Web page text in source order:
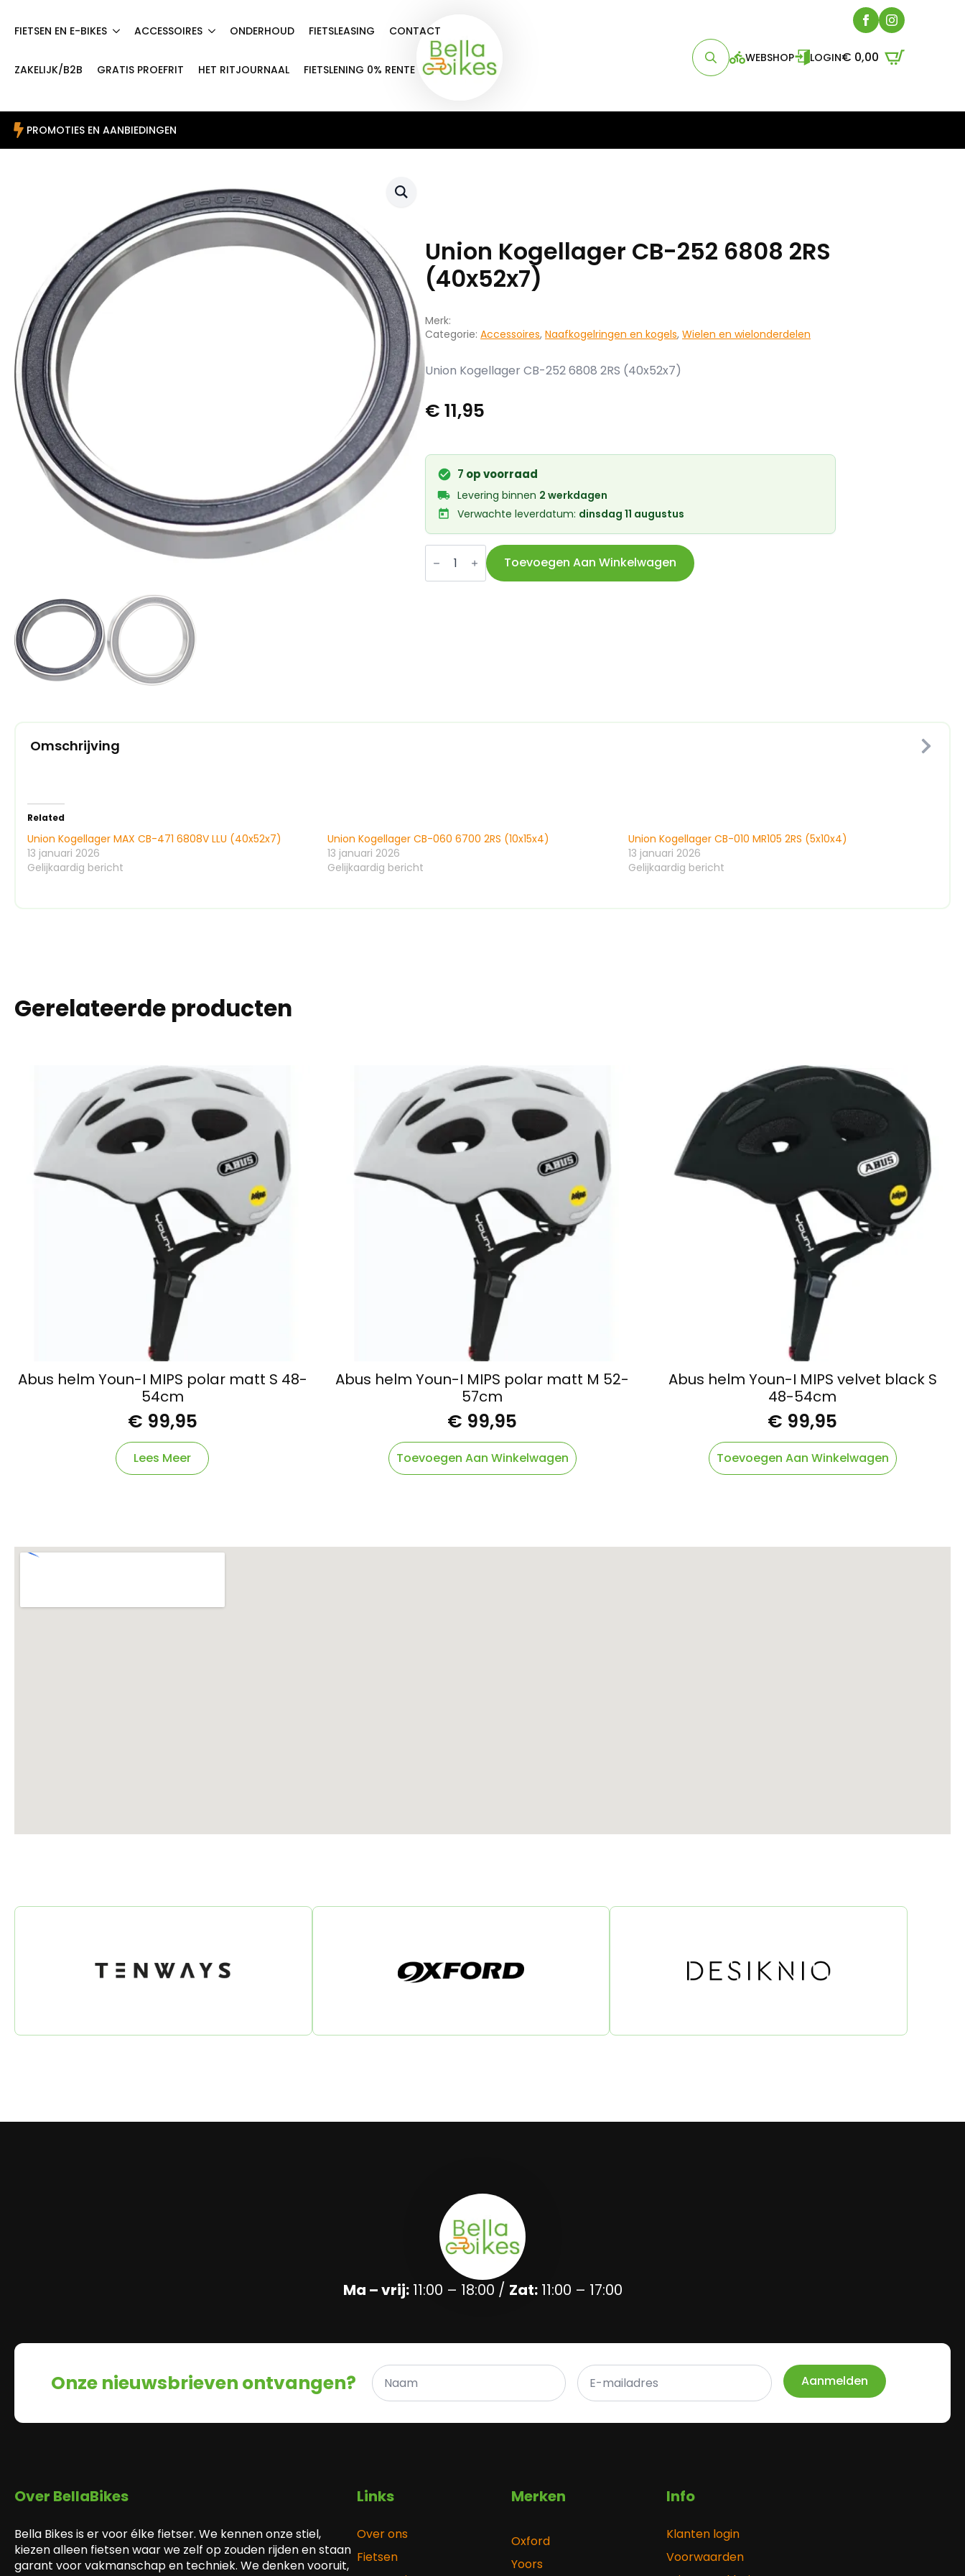
FIETSEN EN E-BIKES ACCESSOIRES ONDERHOUD FIETSLEASING CONTACT
ZAKELIJK/B2B GRATIS PROEFRIT HET RITJOURNAAL FIETSLENING 0% RENTE
WEBSHOP LOGIN€ 0,00
PROMOTIES EN AANBIEDINGEN
Union Kogellager CB-252 6808 2RS
(40x52x7)
Merk:
Categorie: Accessoires, Naafkogelringen en kogels, Wielen en wielonderdelen
Union Kogellager CB-252 6808 2RS (40x52x7)
€ 11,95
7 op voorraad
Levering binnen 2 werkdagen
Verwachte leverdatum: dinsdag 11 augustus
Union
Kogellager
252
Toevoegen Aan Winkelwagen
Omschrijving
Related
Union Kogellager MAX CB-471 6808V LLU (40x52x7)
13 januari 2026
Gelijkaardig bericht
Union Kogellager CB-060 6700 2RS (10x15x4)
13 januari 2026
Gelijkaardig bericht
Union Kogellager CB-010 MR105 2RS (5x10x4)
13 januari 2026
Gelijkaardig bericht
Gerelateerde producten
Abus helm Youn-I MIPS polar matt S 48-
54cm
€ 99,95
Lees Meer
Abus helm Youn-I MIPS polar matt M 52-
57cm
€ 99,95
Toevoegen Aan Winkelwagen
Abus helm Youn-I MIPS velvet black S
48-54cm
€ 99,95
Toevoegen Aan Winkelwagen
Ma – vrij:11:00 – 18:00 / Zat:11:00 – 17:00
Onze nieuwsbrieven ontvangen?
Naam
*
E-
mailadres
*
Aanmelden
Over BellaBikes
Bella Bikes is er voor élke fietser. We kennen onze stiel,
kiezen alleen fietsen waar we zelf op zouden rijden en staan
garant voor vakmanschap en techniek. We denken vooruit,
Links
Over ons
Fietsen
Merken
Oxford
Yoors
Info
Klanten login
Voorwaarden